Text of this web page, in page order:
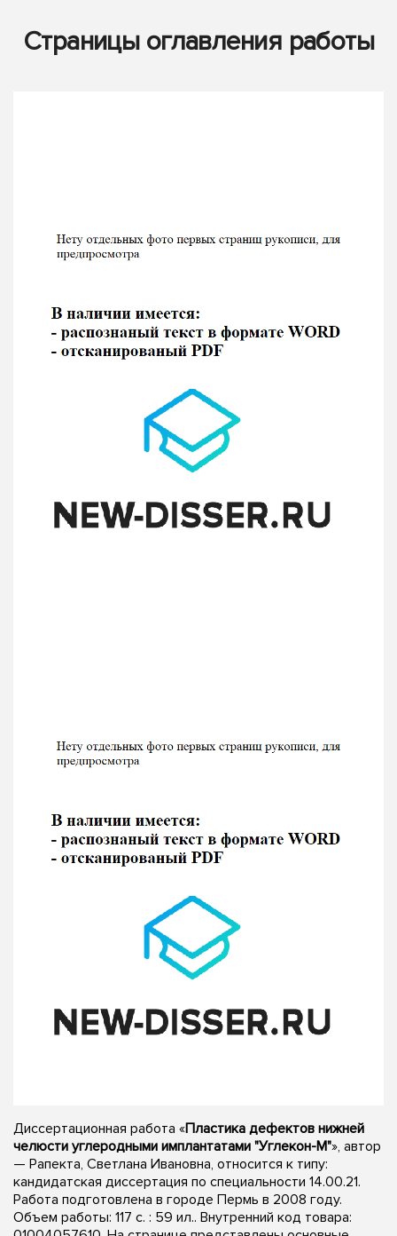
Страницы оглавления работы
Диссертационная работа «Пластика дефектов нижней
челюсти углеродными имплантатами "Углекон-М"», автор
— Рапекта, Светлана Ивановна, относится к типу:
кандидатская диссертация по специальности 14.00.21.
Работа подготовлена в городе Пермь в 2008 году.
Объем работы: 117 с. : 59 ил.. Внутренний код товара: